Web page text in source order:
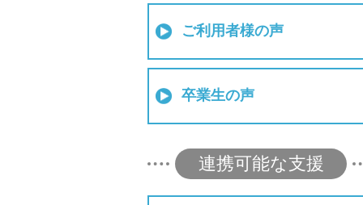
ご利用者様の声
卒業生の声
連携可能な支援